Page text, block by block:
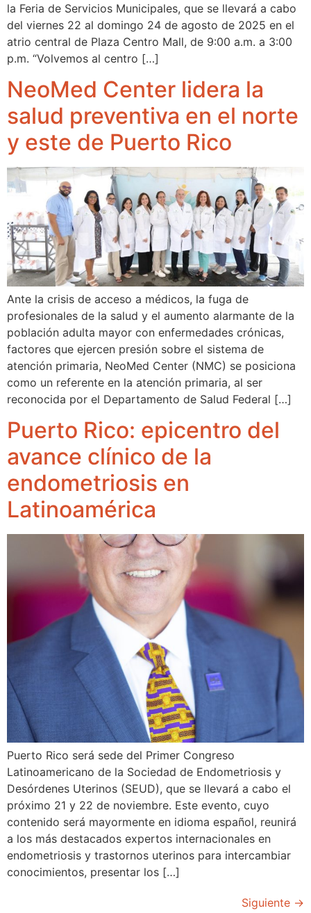
la Feria de Servicios Municipales, que se llevará a cabo
del viernes 22 al domingo 24 de agosto de 2025 en el
atrio central de Plaza Centro Mall, de 9:00 a.m. a 3:00
p.m. “Volvemos al centro […]
NeoMed Center lidera la
salud preventiva en el norte
y este de Puerto Rico
Ante la crisis de acceso a médicos, la fuga de
profesionales de la salud y el aumento alarmante de la
población adulta mayor con enfermedades crónicas,
factores que ejercen presión sobre el sistema de
atención primaria, NeoMed Center (NMC) se posiciona
como un referente en la atención primaria, al ser
reconocida por el Departamento de Salud Federal […]
Puerto Rico: epicentro del
avance clínico de la
endometriosis en
Latinoamérica
Puerto Rico será sede del Primer Congreso
Latinoamericano de la Sociedad de Endometriosis y
Desórdenes Uterinos (SEUD), que se llevará a cabo el
próximo 21 y 22 de noviembre. Este evento, cuyo
contenido será mayormente en idioma español, reunirá
a los más destacados expertos internacionales en
endometriosis y trastornos uterinos para intercambiar
conocimientos, presentar los […]
Siguiente →